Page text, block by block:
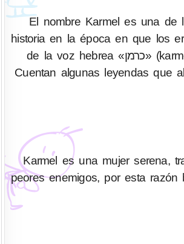
El nombre Karmel es una de
historia en la época en que los
de la voz hebrea «כרמן» (karm-El), cuyo significado puede interpretarse etimológicamente como “jardín de Dios”.
Cuentan algunas leyendas que
Karmel es una mujer serena,
peores enemigos, por esta